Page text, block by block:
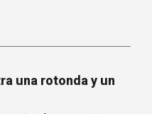
una rotonda y un